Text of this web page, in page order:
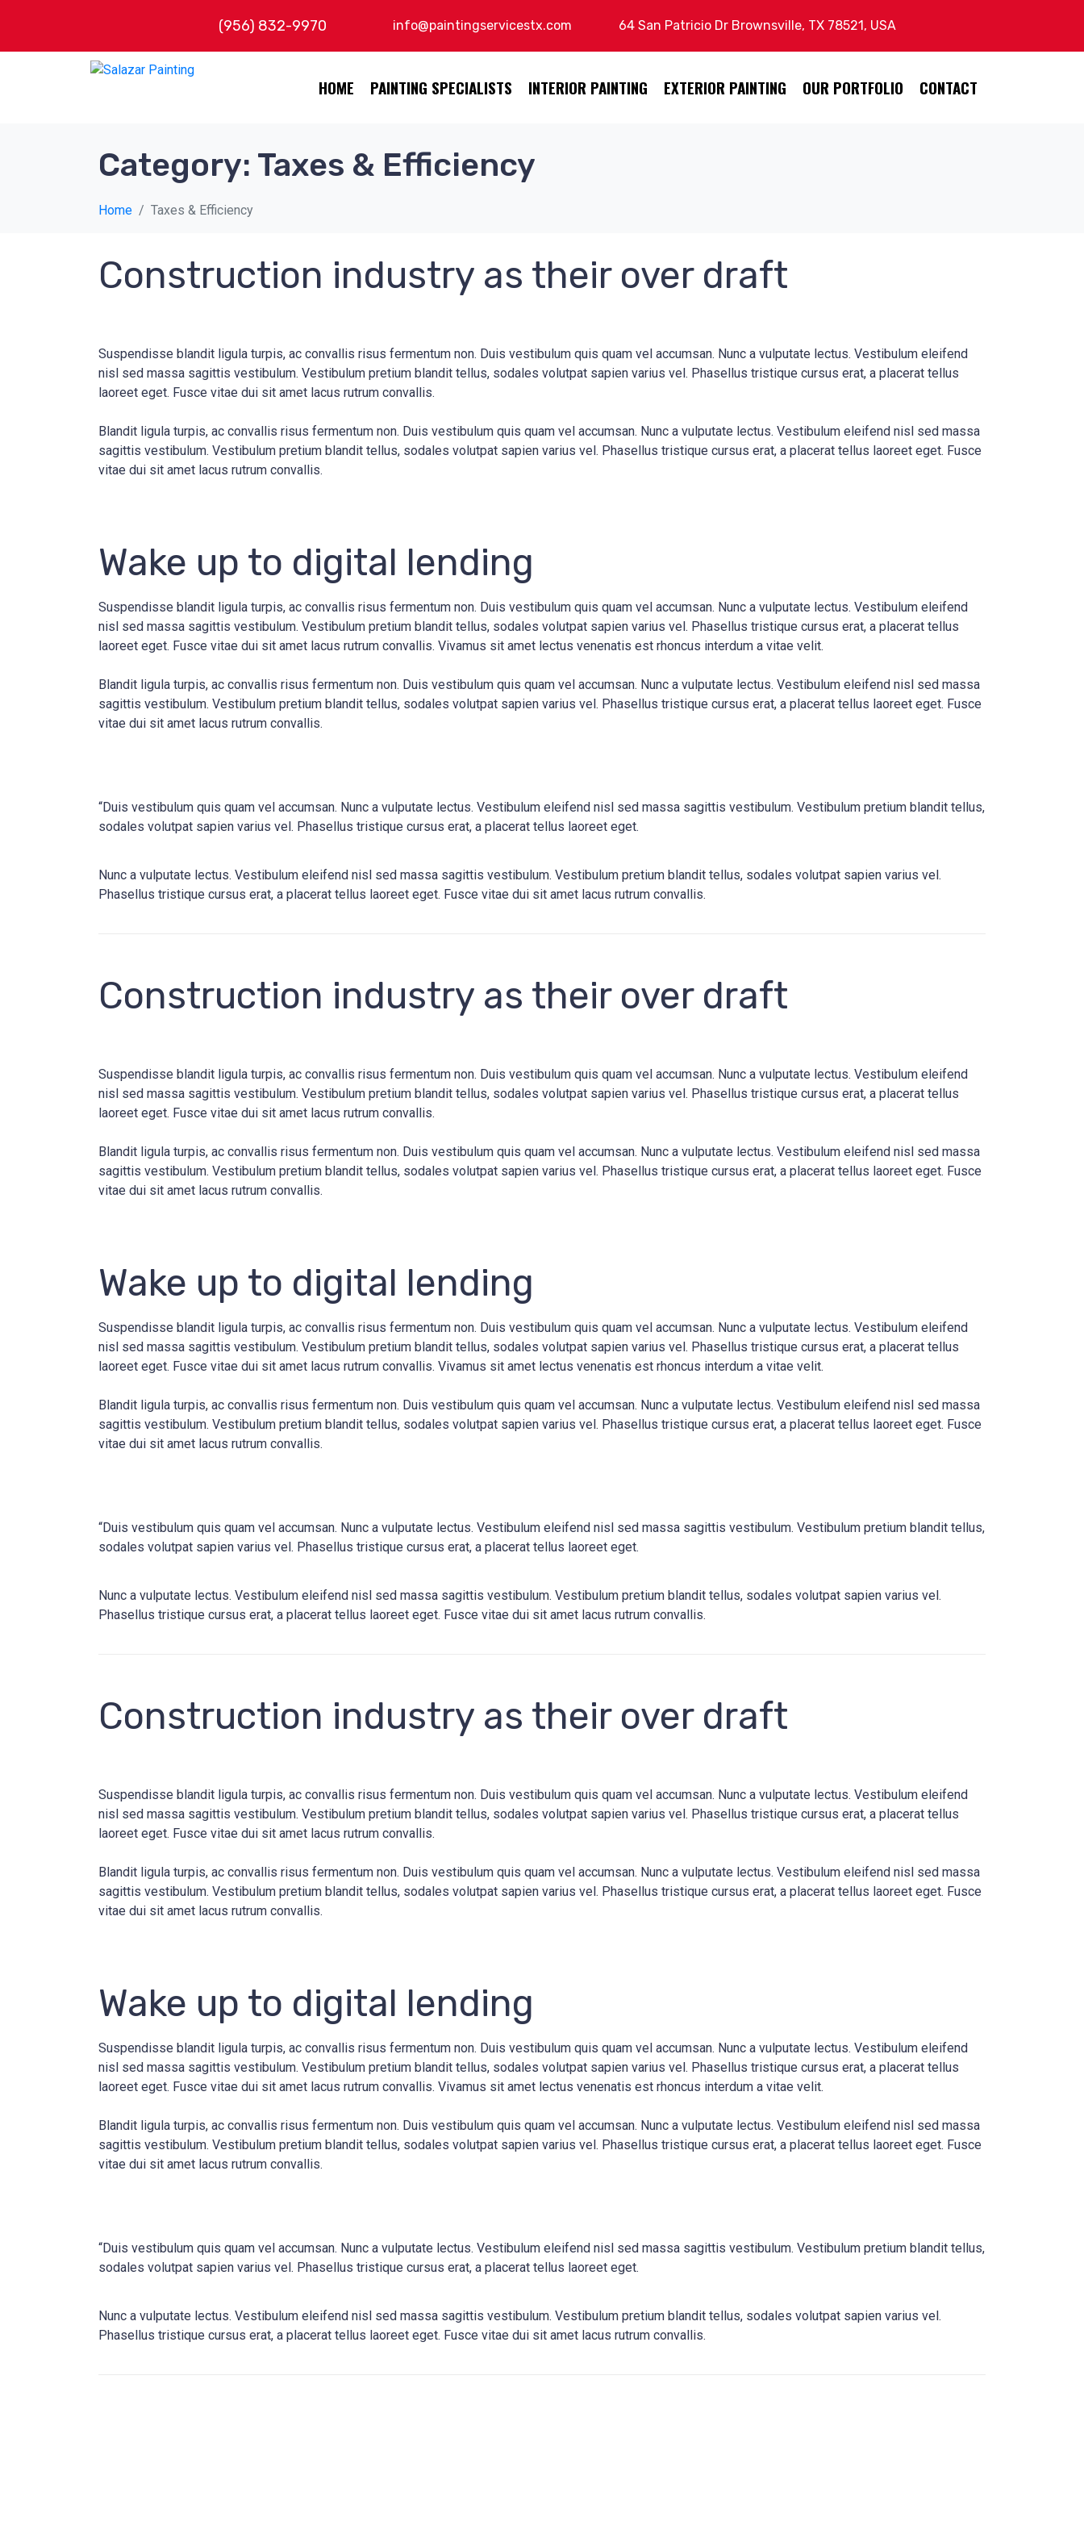
(956) 832-9970 info@paintingservicestx.com 64 San Patricio Dr Brownsville, TX 78521, USA
HOME PAINTING SPECIALISTS INTERIOR PAINTING EXTERIOR PAINTING OUR PORTFOLIO CONTACT
Category: Taxes & Efficiency
Home Taxes & Efficiency
Construction industry as their over draft
Suspendisse blandit ligula turpis, ac convallis risus fermentum non. Duis vestibulum quis quam vel accumsan. Nunc a vulputate lectus. Vestibulum eleifend
nisl sed massa sagittis vestibulum. Vestibulum pretium blandit tellus, sodales volutpat sapien varius vel. Phasellus tristique cursus erat, a placerat tellus
laoreet eget. Fusce vitae dui sit amet lacus rutrum convallis.
Blandit ligula turpis, ac convallis risus fermentum non. Duis vestibulum quis quam vel accumsan. Nunc a vulputate lectus. Vestibulum eleifend nisl sed massa
sagittis vestibulum. Vestibulum pretium blandit tellus, sodales volutpat sapien varius vel. Phasellus tristique cursus erat, a placerat tellus laoreet eget. Fusce
vitae dui sit amet lacus rutrum convallis.
Wake up to digital lending
Suspendisse blandit ligula turpis, ac convallis risus fermentum non. Duis vestibulum quis quam vel accumsan. Nunc a vulputate lectus. Vestibulum eleifend
nisl sed massa sagittis vestibulum. Vestibulum pretium blandit tellus, sodales volutpat sapien varius vel. Phasellus tristique cursus erat, a placerat tellus
laoreet eget. Fusce vitae dui sit amet lacus rutrum convallis. Vivamus sit amet lectus venenatis est rhoncus interdum a vitae velit.
Blandit ligula turpis, ac convallis risus fermentum non. Duis vestibulum quis quam vel accumsan. Nunc a vulputate lectus. Vestibulum eleifend nisl sed massa
sagittis vestibulum. Vestibulum pretium blandit tellus, sodales volutpat sapien varius vel. Phasellus tristique cursus erat, a placerat tellus laoreet eget. Fusce
vitae dui sit amet lacus rutrum convallis.
“Duis vestibulum quis quam vel accumsan. Nunc a vulputate lectus. Vestibulum eleifend nisl sed massa sagittis vestibulum. Vestibulum pretium blandit tellus,
sodales volutpat sapien varius vel. Phasellus tristique cursus erat, a placerat tellus laoreet eget.
Nunc a vulputate lectus. Vestibulum eleifend nisl sed massa sagittis vestibulum. Vestibulum pretium blandit tellus, sodales volutpat sapien varius vel.
Phasellus tristique cursus erat, a placerat tellus laoreet eget. Fusce vitae dui sit amet lacus rutrum convallis.
Construction industry as their over draft
Suspendisse blandit ligula turpis, ac convallis risus fermentum non. Duis vestibulum quis quam vel accumsan. Nunc a vulputate lectus. Vestibulum eleifend
nisl sed massa sagittis vestibulum. Vestibulum pretium blandit tellus, sodales volutpat sapien varius vel. Phasellus tristique cursus erat, a placerat tellus
laoreet eget. Fusce vitae dui sit amet lacus rutrum convallis.
Blandit ligula turpis, ac convallis risus fermentum non. Duis vestibulum quis quam vel accumsan. Nunc a vulputate lectus. Vestibulum eleifend nisl sed massa
sagittis vestibulum. Vestibulum pretium blandit tellus, sodales volutpat sapien varius vel. Phasellus tristique cursus erat, a placerat tellus laoreet eget. Fusce
vitae dui sit amet lacus rutrum convallis.
Wake up to digital lending
Suspendisse blandit ligula turpis, ac convallis risus fermentum non. Duis vestibulum quis quam vel accumsan. Nunc a vulputate lectus. Vestibulum eleifend
nisl sed massa sagittis vestibulum. Vestibulum pretium blandit tellus, sodales volutpat sapien varius vel. Phasellus tristique cursus erat, a placerat tellus
laoreet eget. Fusce vitae dui sit amet lacus rutrum convallis. Vivamus sit amet lectus venenatis est rhoncus interdum a vitae velit.
Blandit ligula turpis, ac convallis risus fermentum non. Duis vestibulum quis quam vel accumsan. Nunc a vulputate lectus. Vestibulum eleifend nisl sed massa
sagittis vestibulum. Vestibulum pretium blandit tellus, sodales volutpat sapien varius vel. Phasellus tristique cursus erat, a placerat tellus laoreet eget. Fusce
vitae dui sit amet lacus rutrum convallis.
“Duis vestibulum quis quam vel accumsan. Nunc a vulputate lectus. Vestibulum eleifend nisl sed massa sagittis vestibulum. Vestibulum pretium blandit tellus,
sodales volutpat sapien varius vel. Phasellus tristique cursus erat, a placerat tellus laoreet eget.
Nunc a vulputate lectus. Vestibulum eleifend nisl sed massa sagittis vestibulum. Vestibulum pretium blandit tellus, sodales volutpat sapien varius vel.
Phasellus tristique cursus erat, a placerat tellus laoreet eget. Fusce vitae dui sit amet lacus rutrum convallis.
Construction industry as their over draft
Suspendisse blandit ligula turpis, ac convallis risus fermentum non. Duis vestibulum quis quam vel accumsan. Nunc a vulputate lectus. Vestibulum eleifend
nisl sed massa sagittis vestibulum. Vestibulum pretium blandit tellus, sodales volutpat sapien varius vel. Phasellus tristique cursus erat, a placerat tellus
laoreet eget. Fusce vitae dui sit amet lacus rutrum convallis.
Blandit ligula turpis, ac convallis risus fermentum non. Duis vestibulum quis quam vel accumsan. Nunc a vulputate lectus. Vestibulum eleifend nisl sed massa
sagittis vestibulum. Vestibulum pretium blandit tellus, sodales volutpat sapien varius vel. Phasellus tristique cursus erat, a placerat tellus laoreet eget. Fusce
vitae dui sit amet lacus rutrum convallis.
Wake up to digital lending
Suspendisse blandit ligula turpis, ac convallis risus fermentum non. Duis vestibulum quis quam vel accumsan. Nunc a vulputate lectus. Vestibulum eleifend
nisl sed massa sagittis vestibulum. Vestibulum pretium blandit tellus, sodales volutpat sapien varius vel. Phasellus tristique cursus erat, a placerat tellus
laoreet eget. Fusce vitae dui sit amet lacus rutrum convallis. Vivamus sit amet lectus venenatis est rhoncus interdum a vitae velit.
Blandit ligula turpis, ac convallis risus fermentum non. Duis vestibulum quis quam vel accumsan. Nunc a vulputate lectus. Vestibulum eleifend nisl sed massa
sagittis vestibulum. Vestibulum pretium blandit tellus, sodales volutpat sapien varius vel. Phasellus tristique cursus erat, a placerat tellus laoreet eget. Fusce
vitae dui sit amet lacus rutrum convallis.
“Duis vestibulum quis quam vel accumsan. Nunc a vulputate lectus. Vestibulum eleifend nisl sed massa sagittis vestibulum. Vestibulum pretium blandit tellus,
sodales volutpat sapien varius vel. Phasellus tristique cursus erat, a placerat tellus laoreet eget.
Nunc a vulputate lectus. Vestibulum eleifend nisl sed massa sagittis vestibulum. Vestibulum pretium blandit tellus, sodales volutpat sapien varius vel.
Phasellus tristique cursus erat, a placerat tellus laoreet eget. Fusce vitae dui sit amet lacus rutrum convallis.